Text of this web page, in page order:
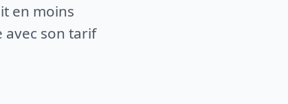
en moins
avec son tarif